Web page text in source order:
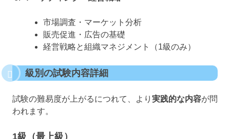
市場調査・マーケット分析
販売促進・広告の基礎
経営戦略と組織マネジメント（1級のみ）
級別の試験内容詳細
試験の難易度が上がるにつれて、より 実践的な内容が問
われます。
1級（最上級）